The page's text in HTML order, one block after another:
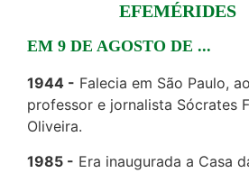
EFEMÉRIDES
EM 9 DE AGOSTO DE ...
1944
Falecia em São Paulo,
professor e jornalista Sócrates
Oliveira.
1985
Era inaugurada a Casa